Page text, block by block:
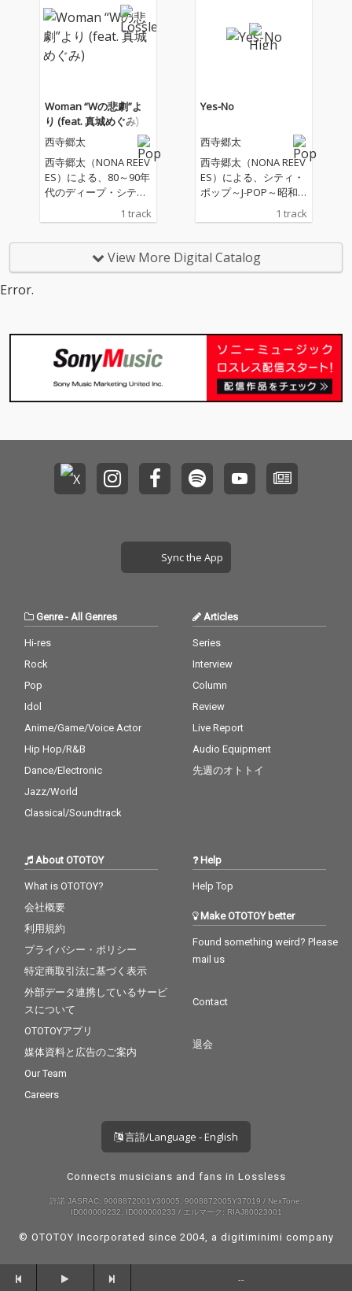
ム『Human』が完成！
テレビやラジオ、テレ
ビアニメ、スナック、
カラオケなど、 昭和と
ノスタルジアを追い求
める先にこそ未来を見
つけた、日本のポッ
プ・ミュージックへの
愛とオマージュを込め
た傑作カヴァー・アル
バム！ 本作では西寺自
筒美京平、湯川れい
深いリスペクトを捧げ
行われた。 NONA REE
VESとして二度にわた
る中国ツアー、そして
ソロでの台湾公演——
アジア各地での成功体
た日本のポップ・ミュ
濃密に真空パックし
た、究極の8曲が完
を、リアルタイムで浴
たサウンドとヴォーカ
ルで、モダンかつフレ
る。 プロデュースは、
大樋ゆう大を迎えて制
作。 M-5「Woman“W
の悲劇”より」では、N
ONA REEVESの作品や
ライヴで長くタッグを
ィルのヴォーカル、真
スタリングは、バレア
鬼才Calmが担当。最高
の音像を完成した。 ジ
ャケット・デザイン
は、YouTube「西寺郷
太チャンネル NGC」の
プロデューサーである
元・三軒茶屋の理容室
で、いつものように髪
を切る西寺郷太の姿を
＝Human”な感覚をビ
ジュアル面でも鮮やか
2/18（水）発売アルバ
ムからの先行シングル
劇”より 」。 作詞：松
本隆、作曲：呉田軽穂
日本のポップ・ミュー
ジック史の筆頭に名を
刻むタッグによる作品
の、西寺郷太によるカ
サーでもある大樋ゆう
を迎えた密室的に研ぎ
が没入感に満ちたミッ
クスでまとめあげた、
傑作カヴァーとなっ
た。
Woman “Wの悲劇”よ
り (feat. 真城めぐみ)
西寺郷太
西寺郷太（NONA REEV
ES）による、80～90年
代のディープ・シティ
ー・ミュージックに向
る」カヴァー・アルバ
ム『Human』が完成！
劇”より 」。 作詞：松
本隆、作曲：呉田軽穂
（松任谷由実）という
日本のポップ・ミュー
ヴァーは、プロデュー
サーでもある大樋ゆう
大のピアノに、ヒック
クスでまとめあげた、
傑作カヴァーとなっ
た。
1 track
Yes-No
西寺郷太
西寺郷太（NONA REEV
ES）による、シティ・
ポップ～J-POP～昭和
歌謡をディープに掘り
下げた新たなカバーア
が始動！第２弾シング
ルは、オフコースの19
発売予定）から、「熱
き心に」（オリジナ
ル：小林旭）に続くリ
スペクトと愛に溢れた
1 track
View More Digital Catalog
Error.
Sync the App
Genre- All Genres
Hi-res
Rock
Pop
Idol
Anime/Game/Voice Actor
Hip Hop/R&B
Dance/Electronic
Jazz/World
Classical/Soundtrack
Articles
Series
Interview
Column
Review
Live Report
Audio Equipment
先週のオトトイ
About OTOTOY
What is OTOTOY?
会社概要
利用規約
プライバシー・ポリシー
特定商取引法に基づく表示
外部データ連携しているサービ
スについて
OTOTOYアプリ
媒体資料と広告のご案内
Our Team
Careers
Help
Help Top
Make OTOTOY better
Found something weird? Please
mail us
Contact
退会
言語/Language - English
Connects musicians and fans in Lossless
許諾 JASRAC: 9008872001Y30005, 9008872005Y37019 / NexTone:
ID000000232, ID000000233 / エルマーク: RIAJ80023001
© OTOTOY Incorporated since 2004, a digitiminimi company
--